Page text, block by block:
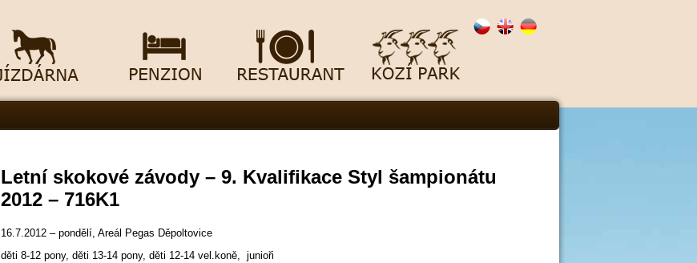
Letní skokové závody – 9. Kvalifikace Styl šampionátu
2012 – 716K1
16.7.2012 – pondělí, Areál Pegas Děpoltovice
děti 8-12 pony, děti 13-14 pony, děti 12-14 vel.koně, junioři